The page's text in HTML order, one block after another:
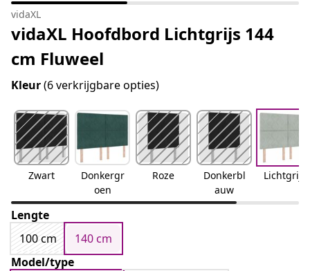
vidaXL
vidaXL Hoofdbord Lichtgrijs 144
cm Fluweel
Kleur(6 verkrijgbare opties)
Zwart
Donkergr
oen
Roze
Donkerbl
auw
Lichtgrijs
Lengte
100 cm
140 cm
Model/type